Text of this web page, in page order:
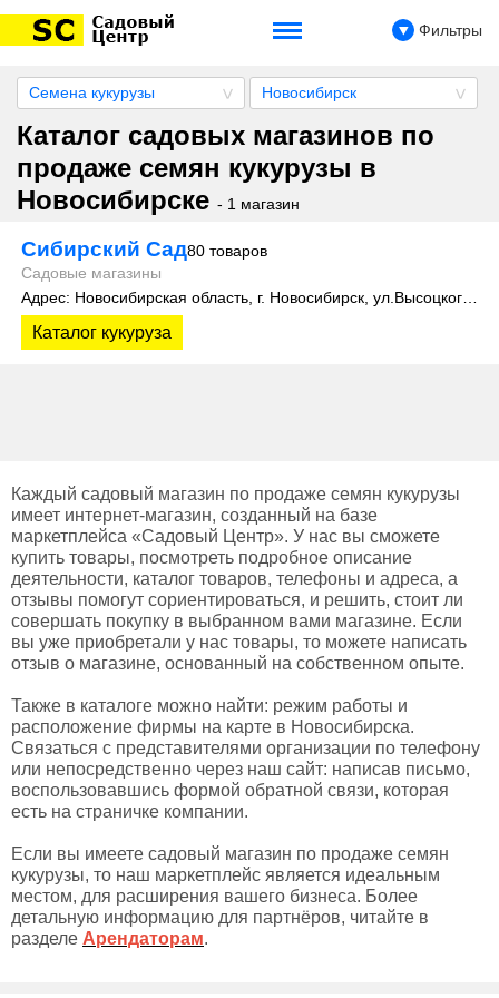
Фильтры
Семена кукурузы Новосибирск
Каталог садовых магазинов по
продаже семян кукурузы в
Новосибирске - 1 магазин
Сибирский Сад80 товаров
Садовые магазины
Каталог кукуруза
Каждый садовый магазин по продаже семян кукурузы
имеет интернет-магазин, созданный на базе
маркетплейса «Садовый Центр». У нас вы сможете
купить товары, посмотреть подробное описание
деятельности, каталог товаров, телефоны и адреса, а
отзывы помогут сориентироваться, и решить, стоит ли
совершать покупку в выбранном вами магазине. Если
вы уже приобретали у нас товары, то можете написать
отзыв о магазине, основанный на собственном опыте.
Также в каталоге можно найти: режим работы и
расположение фирмы на карте в Новосибирска.
Связаться с представителями организации по телефону
или непосредственно через наш сайт: написав письмо,
воспользовавшись формой обратной связи, которая
есть на страничке компании.
Если вы имеете садовый магазин по продаже семян
кукурузы, то наш маркетплейс является идеальным
местом, для расширения вашего бизнеса. Более
детальную информацию для партнёров, читайте в
разделе Арендаторам.